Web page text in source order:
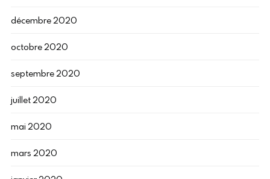
décembre 2020
octobre 2020
septembre 2020
juillet 2020
mai 2020
mars 2020